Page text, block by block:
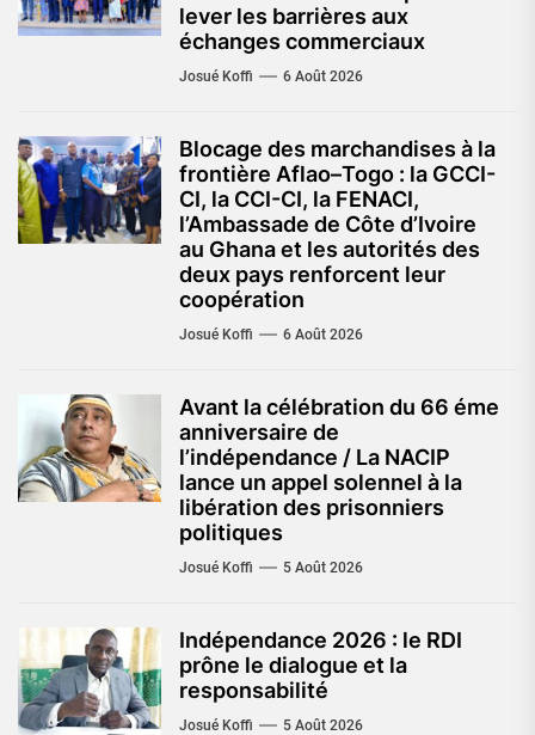
lever les barrières aux
échanges commerciaux
Josué Koffi 6 Août 2026
Blocage des marchandises à la
frontière Aflao–Togo : la GCCI-
CI, la CCI-CI, la FENACI,
l’Ambassade de Côte d’Ivoire
au Ghana et les autorités des
deux pays renforcent leur
coopération
Josué Koffi 6 Août 2026
Avant la célébration du 66 éme
anniversaire de
l’indépendance / La NACIP
lance un appel solennel à la
libération des prisonniers
politiques
Josué Koffi 5 Août 2026
Indépendance 2026 : le RDI
prône le dialogue et la
responsabilité
Josué Koffi 5 Août 2026